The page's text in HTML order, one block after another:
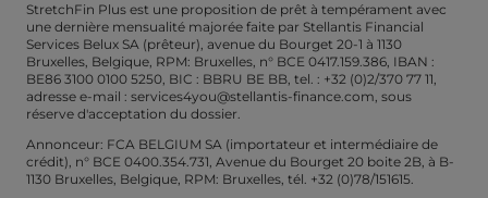
StretchFin Plus est une proposition de prêt à tempérament avec
une dernière mensualité majorée faite par Stellantis Financial
Services Belux SA (prêteur), avenue du Bourget 20-1 à 1130
Bruxelles, Belgique, RPM: Bruxelles, n° BCE 0417.159.386, IBAN :
BE86 3100 0100 5250, BIC : BBRU BE BB, tel. : +32 (0)2/370 77 11,
adresse e-mail : services4you@stellantis-finance.com, sous
réserve d'acceptation du dossier.
Annonceur: FCA BELGIUM SA (importateur et intermédiaire de
crédit), n° BCE 0400.354.731, Avenue du Bourget 20 boite 2B, à B-
1130 Bruxelles, Belgique, RPM: Bruxelles, tél. +32 (0)78/151615.